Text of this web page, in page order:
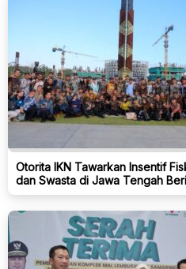
Otorita IKN Tawarkan Insentif
dan Swasta di Jawa Tengah